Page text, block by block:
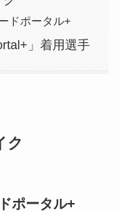
ドポータル+
」着用選手
ク
ポータル+